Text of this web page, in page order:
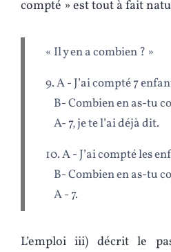
compté » est tout à fait
« Il y en a combien ? »
9. A - J’ai compté 7
B- Combien en as-tu
A- 7, je te l’ai déjà dit.
10. A - J’ai compté les
B- Combien en as-tu
A - 7.
L’emploi iii) décrit le